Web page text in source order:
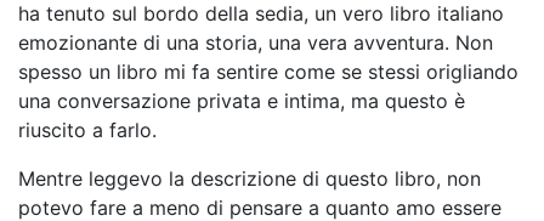
ha tenuto sul bordo della sedia, un vero libro italiano
emozionante di una storia, una vera avventura. Non
spesso un libro mi fa sentire come se stessi origliando
una conversazione privata e intima, ma questo è
riuscito a farlo.
Mentre leggevo la descrizione di questo libro, non
potevo fare a meno di pensare a quanto amo essere